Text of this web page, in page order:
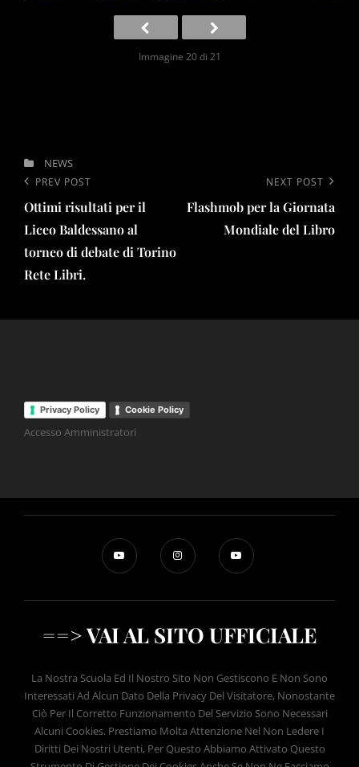
Immagine 20 di 21
CATEGORIES
NEWS
Navigazione
articoli
Previous
Post
PREV POST
Ottimi risultati per il
Liceo Baldessano al
torneo di debate di Torino
Rete Libri.
Post
NEXT POST
Flashmob per la Giornata
Mondiale del Libro
Privacy Policy Cookie Policy
Accesso Amministratori
==> VAI AL SITO UFFICIALE
La Nostra Scuola Ed Il Nostro Sito Non Gestiscono E Non Sono
Interessati Ad Alcun Dato Della Privacy Del Visitatore, Nonostante
Ciò Per Il Corretto Funzionamento Del Servizio Sono Necessari
Alcuni Cookies. Prestiamo Molta Attenzione Nel Non Ledere I
Diritti Dei Nostri Utenti, Per Questo Abbiamo Attivato Questo